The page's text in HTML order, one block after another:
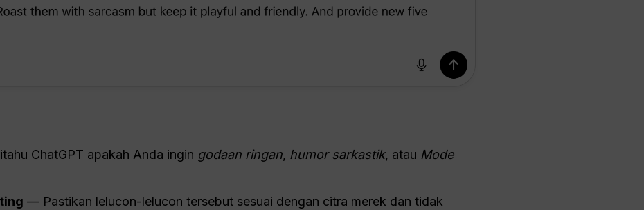
ChatGPT apakah Anda ingin godaan ringan, humor sarkastik, atau Mode
— Pastikan lelucon-lelucon tersebut sesuai dengan citra merek dan tidak